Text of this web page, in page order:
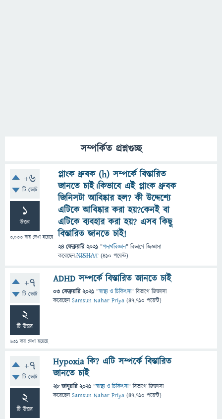
সম্পর্কিত প্রশ্নগুচ্ছ
+6
টি ভোট
1
উত্তর
3,033 বার দেখা হয়েছে
প্লাংক ধ্রুবক (h) সম্পর্কে বিস্তারিত
জানতে চাই।কিভাবে এই প্লাংক ধ্রুবক
জিনিসটা আবিষ্কার হল? কী উদ্দেশ্যে
এটিকে আবিষ্কার করা হয়?কেনই বা
এটিকে ব্যবহার করা হয়? এসব কিছু
বিস্তারিত জানতে চাই!
24 ফেব্রুয়ারি 2021 "পদার্থবিজ্ঞান" বিভাগে জিজ্ঞাসা
করেছেন̷N̷I̷S̷H̷A̷T (410 পয়েন্ট)
+7
টি ভোট
2
টি উত্তর
631 বার দেখা হয়েছে
ADHD সম্পর্কে বিস্তারিত জানতে চাই
03 ফেব্রুয়ারি 2021 "স্বাস্থ্য ও চিকিৎসা" বিভাগে জিজ্ঞাসা
করেছেনSamsun Nahar Priya (47,710 পয়েন্ট)
+7
টি ভোট
2
টি উত্তর
Hypoxia কি? এটি সম্পর্কে বিস্তারিত
জানতে চাই
28 জানুয়ারি 2021 "স্বাস্থ্য ও চিকিৎসা" বিভাগে জিজ্ঞাসা
করেছেনSamsun Nahar Priya (47,710 পয়েন্ট)